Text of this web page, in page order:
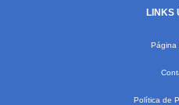
LINKS
Página
Política de